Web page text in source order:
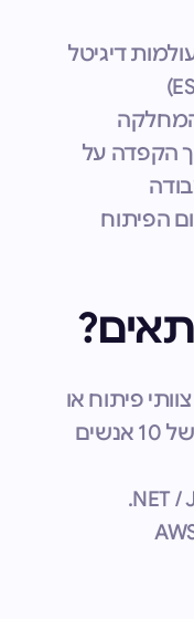
דיגיטל
המחלקה
הקפדה על
הפיתוח
פיתוח או
כראש צוות של צוות גדול (ניהול של 10 אנשים